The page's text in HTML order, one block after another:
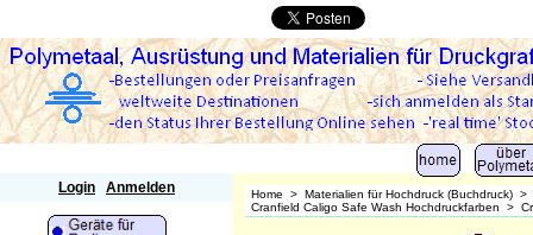
Login Anmelden Home > Materialien für Hochdruck (Buchdruck) >
Cranfield Caligo Safe Wash Hochdruckfarben >